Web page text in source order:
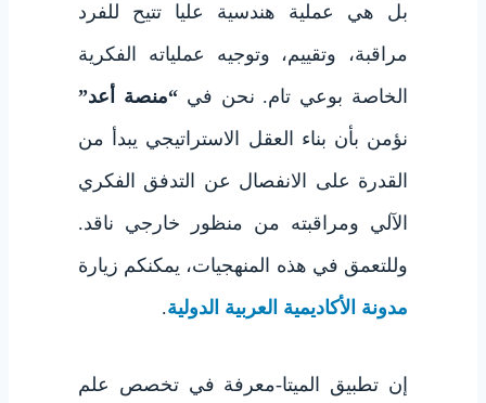
بل هي عملية هندسية عليا تتيح للفرد
مراقبة، وتقييم، وتوجيه عملياته الفكرية
الخاصة بوعي تام. نحن في“منصة أعد”
نؤمن بأن بناء العقل الاستراتيجي يبدأ من
القدرة على الانفصال عن التدفق الفكري
الآلي ومراقبته من منظور خارجي ناقد.
وللتعمق في هذه المنهجيات، يمكنكم زيارة
مدونة الأكاديمية العربية الدولية.
إن تطبيق الميتا-معرفة في تخصص علم